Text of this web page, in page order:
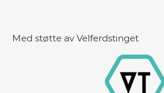
Med støtte av Velferdstinget